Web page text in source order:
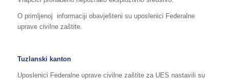
O primljenoj informaciji obavješteni su uposlenici Federalne
uprave civilne zaštite.
Tuzlanski kanton
Uposlenici Federalne uprave civilne zaštite za UES nastavili su